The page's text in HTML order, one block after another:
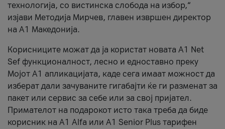
технологија, со вистинска слобода на избор,“
изјави Методија Мирчев, главен извршен директор
на А1 Македонија.
Корисниците можат да ја користат новата А1 Net
Sef функционалност, лесно и едноставно преку
Мојот А1 апликацијата, каде сега имаат можност да
изберат дали зачуваните гигабајти ќе ги разменат за
пакет или сервис за себе или за свој пријател.
Примателот на подарокот исто така треба да биде
корисник на А1 Alfa или A1 Senior Plus тарифен